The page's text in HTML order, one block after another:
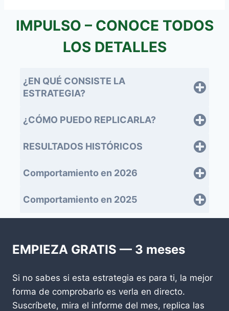
IMPULSO – CONOCE TODOS
LOS DETALLES
¿EN QUÉ CONSISTE LA
ESTRATEGIA?
¿CÓMO PUEDO REPLICARLA?
RESULTADOS HISTÓRICOS
Comportamiento en 2026
Comportamiento en 2025
EMPIEZA GRATIS — 3 meses
Si no sabes si esta estrategia es para ti, la mejor
forma de comprobarlo es verla en directo.
Suscríbete, mira el informe del mes, replica las